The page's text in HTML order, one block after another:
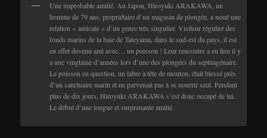
Une improbable amitié. Au Japon, Hiroyuki ARAKAWA, un
homme de 79 ans, propriétaire d’un magasin de plongée, a noué une
relation « amicale » d’un genre très singulier. Visiteur régulier des
fonds marins de la baie de Tateyama, dans le sud-est du pays, il est
en effet devenu ami avec… un poisson ! Leur rencontre a eu lieu il y
a une vingtaine d’années lors d’une des plongées du septuagénaire.
Le poisson en question, un labre à tête de mouton, était blessé près
d’un sanctuaire marin et ne parvenait pas à se nourrir seul. Pendant
plus de dix jours, Hiroyuki ARAKAWA s’est donc occupé de lui.
Le début d’une longue et surprenante amitié.